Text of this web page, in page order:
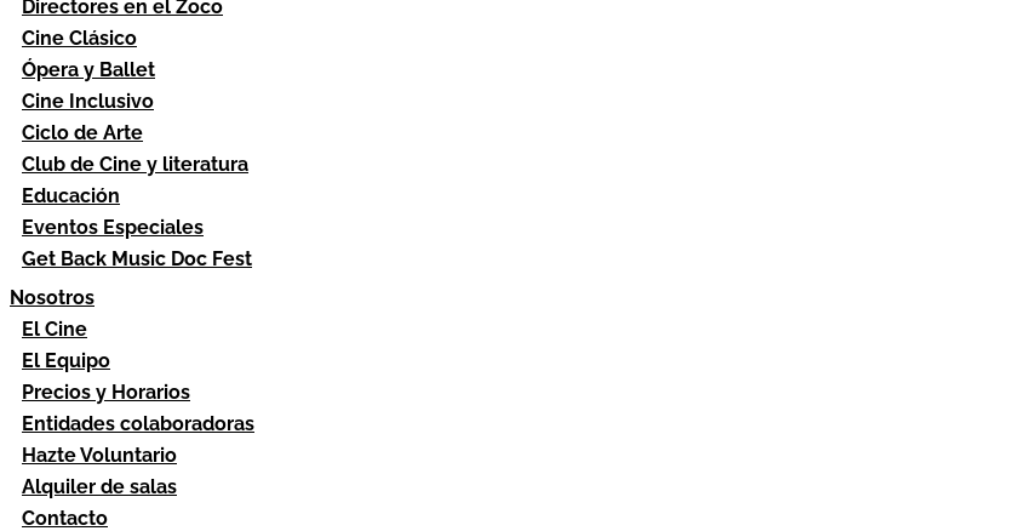
Directores en el Zoco
Cine Clásico
Ópera y Ballet
Cine Inclusivo
Ciclo de Arte
Club de Cine y literatura
Educación
Eventos Especiales
Get Back Music Doc Fest
Nosotros
El Cine
El Equipo
Precios y Horarios
Entidades colaboradoras
Hazte Voluntario
Alquiler de salas
Contacto